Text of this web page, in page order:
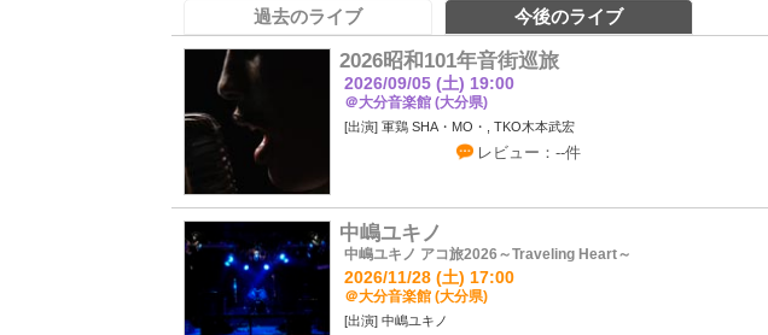
過去のライブ 今後のライブ
2026昭和101年音街巡旅
2026/09/05 (土) 19:00
＠大分音楽館 (大分県)
軍鶏 SHA・MO・, TKO木本武宏
レビュー：--件
中嶋ユキノ
中嶋ユキノ アコ旅2026～Traveling Heart～
2026/11/28 (土) 17:00
＠大分音楽館 (大分県)
中嶋ユキノ